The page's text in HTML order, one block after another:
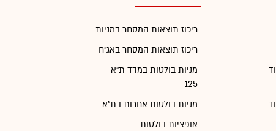
ריכוז תוצאות המסחר במניות
ריכוז תוצאות המסחר באג"ח
מניות בולטות במדד ת"א
125
מניות בולטות אחרות בת"א
אופציות בולטות